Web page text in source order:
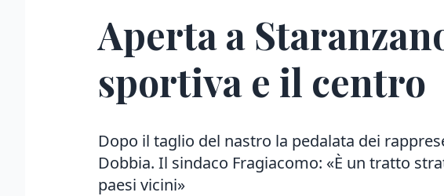
Aperta a
sportiva e il centro
Dopo il taglio del nastro la pedalata dei
Dobbia. Il sindaco Fragiacomo: «È un tratto
paesi vicini»